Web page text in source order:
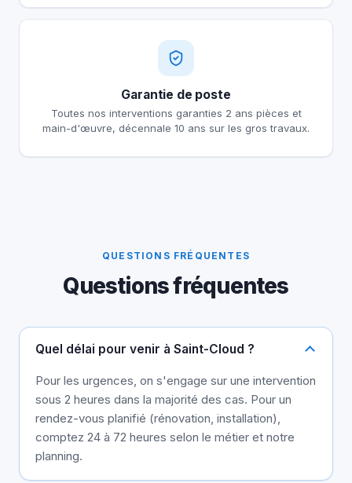
Garantie de poste
Toutes nos interventions garanties 2 ans pièces et
main-d'œuvre, décennale 10 ans sur les gros travaux.
QUESTIONS FRÉQUENTES
Questions fréquentes
Quel délai pour venir à Saint-Cloud ?
Pour les urgences, on s'engage sur une intervention
sous 2 heures dans la majorité des cas. Pour un
rendez-vous planifié (rénovation, installation),
comptez 24 à 72 heures selon le métier et notre
planning.